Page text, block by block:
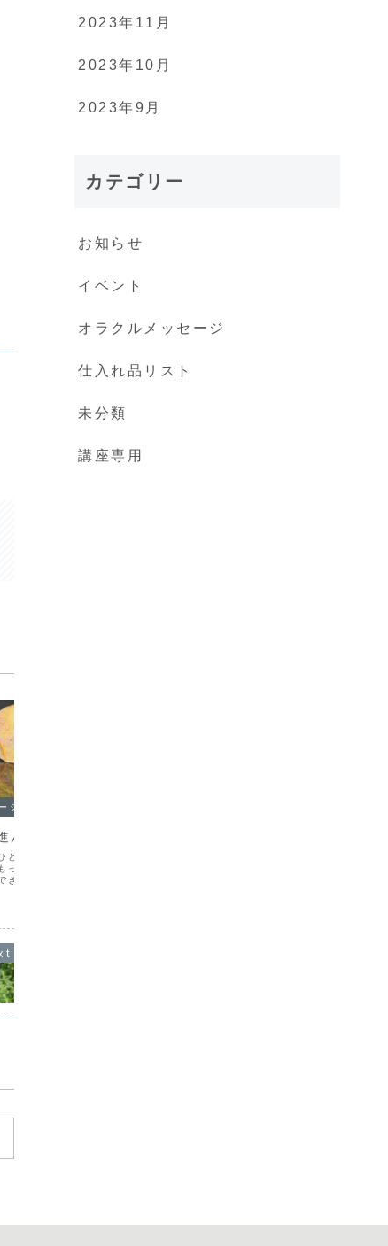
ジ
んでいない
とのために活躍でき
っとビッグになっ
きるのか、そんなこ
あれ、ま...
2023年11月
2023年10月
2023年9月
カテゴリー
お知らせ
イベント
オラクルメッセージ
仕入れ品リスト
未分類
講座専用